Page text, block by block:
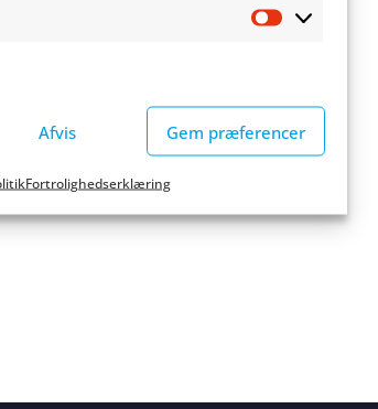
Marketing
Afvis Gem præferencer
Fortrolighedserklæring